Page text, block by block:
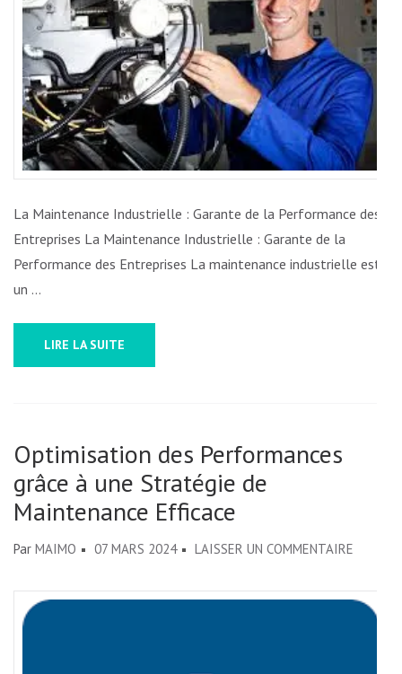
À
LA
La Maintenance Industrielle : Garante de la Performance des
Entreprises La Maintenance Industrielle : Garante de la
Performance des Entreprises La maintenance industrielle est
un …
LIRE LA SUITE
Optimisation des Performances
grâce à une Stratégie de
Maintenance Efficace
Par MAIMO 07 MARS 2024 LAISSER UN COMMENTAIRE
DES